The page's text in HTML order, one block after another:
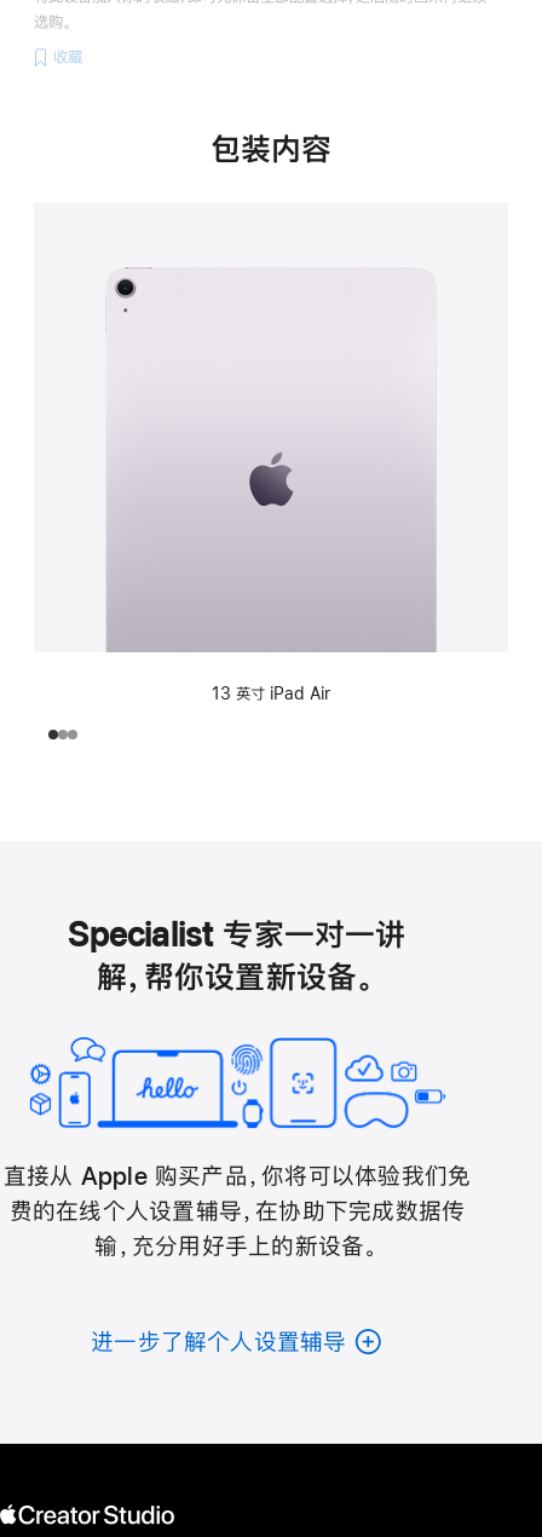
选购。
收藏
包装内容
13 英寸 iPad Air
Specialist 专家一对一讲
解，帮你设置新设备。
直接从 Apple 购买产品，你将可以体验我们免
费的在线个人设置辅导，在协助下完成数据传
输，充分用好手上的新设备。
进一步了解个人设置辅导